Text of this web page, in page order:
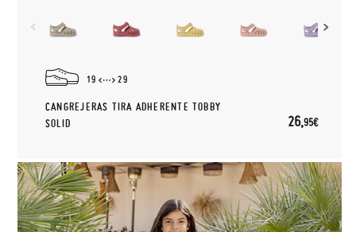
19 29
CANGREJERAS TIRA ADHERENTE TOBBY
SOLID
26,95€